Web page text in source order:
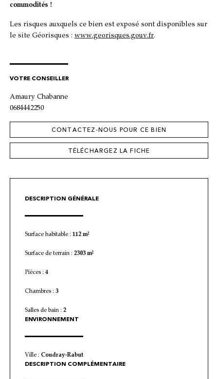
commodités !
Les risques auxquels ce bien est exposé sont disponibles sur
le site Géorisques : www.georisques.gouv.fr.
VOTRE CONSEILLER
Amaury Chabanne
0684442250
CONTACTEZ-NOUS POUR CE BIEN
TÉLÉCHARGEZ LA FICHE
DESCRIPTION GÉNÉRALE
Surface habitable : 112 m²
Surface de terrain : 2303 m²
Pièces : 4
Chambres : 3
Salles de bain : 2
ENVIRONNEMENT
Ville : Coudray-Rabut
DESCRIPTION COMPLÉMENTAIRE